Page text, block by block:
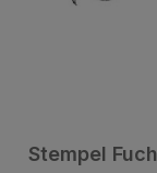
Stempel